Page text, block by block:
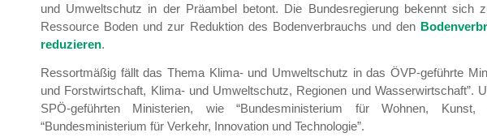
und Umweltschutz in der Präambel betont. Die Bundesregierung bekennt sich
Ressource Boden und zur Reduktion des Bodenverbrauchs und den
reduzieren.
Ressortmäßig fällt das Thema Klima- und Umweltschutz in das ÖVP-geführte
und Forstwirtschaft, Klima- und Umweltschutz, Regionen und Wasserwirtschaft”.
SPÖ-geführten Ministerien, wie “Bundesministerium für Wohnen,
“Bundesministerium für Verkehr, Innovation und Technologie”.